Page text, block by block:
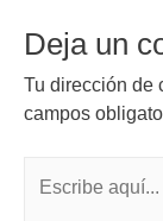
Deja un
Tu dirección de
campos